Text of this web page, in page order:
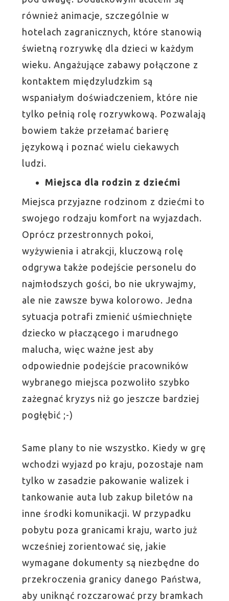
również animacje, szczególnie w
hotelach zagranicznych, które stanowią
świetną rozrywkę dla dzieci w każdym
wieku. Angażujące zabawy połączone z
kontaktem międzyludzkim są
wspaniałym doświadczeniem, które nie
tylko pełnią rolę rozrywkową. Pozwalają
bowiem także przełamać barierę
językową i poznać wielu ciekawych
ludzi.
Miejsca dla rodzin z dziećmi
Miejsca przyjazne rodzinom z dziećmi to
swojego rodzaju komfort na wyjazdach.
Oprócz przestronnych pokoi,
wyżywienia i atrakcji, kluczową rolę
odgrywa także podejście personelu do
najmłodszych gości, bo nie ukrywajmy,
ale nie zawsze bywa kolorowo. Jedna
sytuacja potrafi zmienić uśmiechnięte
dziecko w płaczącego i marudnego
malucha, więc ważne jest aby
odpowiednie podejście pracowników
wybranego miejsca pozwoliło szybko
zażegnać kryzys niż go jeszcze bardziej
pogłębić ;-)
Same plany to nie wszystko. Kiedy w grę
wchodzi wyjazd po kraju, pozostaje nam
tylko w zasadzie pakowanie walizek i
tankowanie auta lub zakup biletów na
inne środki komunikacji. W przypadku
pobytu poza granicami kraju, warto już
wcześniej zorientować się, jakie
wymagane dokumenty są niezbędne do
przekroczenia granicy danego Państwa,
aby uniknąć rozczarować przy bramkach